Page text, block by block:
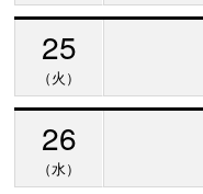
25
（火）
26
（水）